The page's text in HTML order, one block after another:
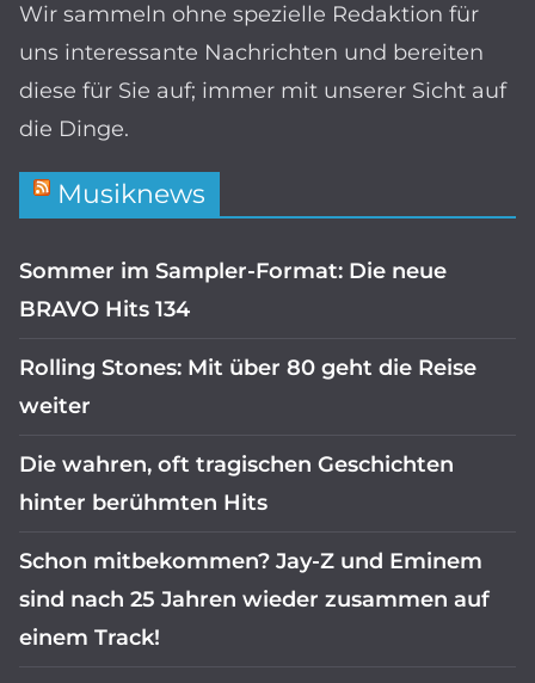
Wir sammeln ohne spezielle Redaktion für
uns interessante Nachrichten und bereiten
diese für Sie auf; immer mit unserer Sicht auf
die Dinge.
Musiknews
Sommer im Sampler-Format: Die neue
BRAVO Hits 134
Rolling Stones: Mit über 80 geht die Reise
weiter
Die wahren, oft tragischen Geschichten
hinter berühmten Hits
Schon mitbekommen? Jay-Z und Eminem
sind nach 25 Jahren wieder zusammen auf
einem Track!